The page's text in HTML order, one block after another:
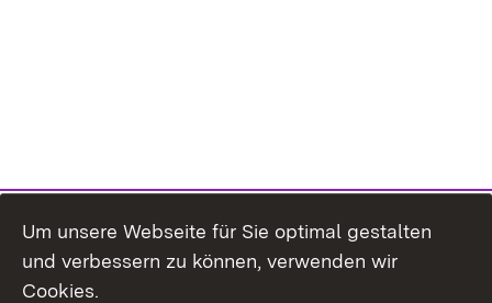
Um unsere Webseite für Sie optimal gestalten
und verbessern zu können, verwenden wir
Cookies.